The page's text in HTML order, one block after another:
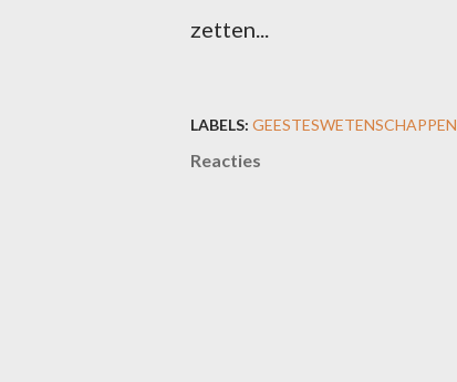
zetten...
LABELS: GEESTESWETENSCHAPPEN
Reacties